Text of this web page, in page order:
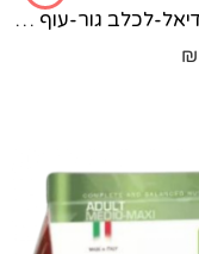
פרימורדיאל-לכלב גור-עוף ודגי-ים-2 קג
₪